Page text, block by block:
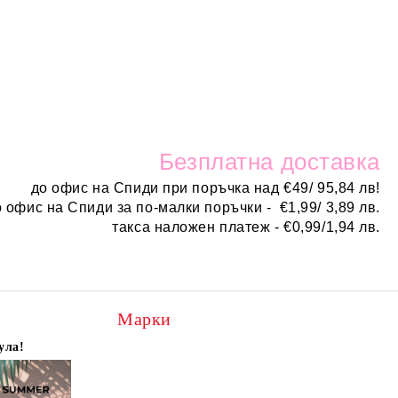
Безплатна доставка
до офис на Спиди при поръчка над€49/ 95,84 лв!
офис на Спиди за по-малки поръчки - €1,99/ 3,89 лв.
такса наложен платеж -€0,99/1,94 лв.
Марки